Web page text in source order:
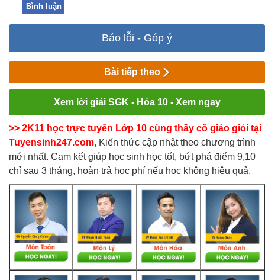
Bình luận
Báo lỗi - Góp ý
Bài tiếp theo
Xem lời giải SGK - Hóa 10 - Xem ngay
>> 2K11 học trực tuyến Lớp 10 cùng thầy cô giáo giỏi tại
Tuyensinh247.com, Kiến thức cập nhật theo chương trình
mới nhất. Cam kết giúp học sinh học tốt, bứt phá điểm 9,10
chỉ sau 3 tháng, hoàn trả học phí nếu học không hiệu quả.